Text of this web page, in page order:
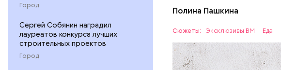
Город
Сергей Собянин наградил
лауреатов конкурса лучших
строительных проектов
Город
Полина Пашкина
Сюжеты: Эксклюзивы ВМ Еда
Ингредиенты:
ЕДА ОВОЩИ